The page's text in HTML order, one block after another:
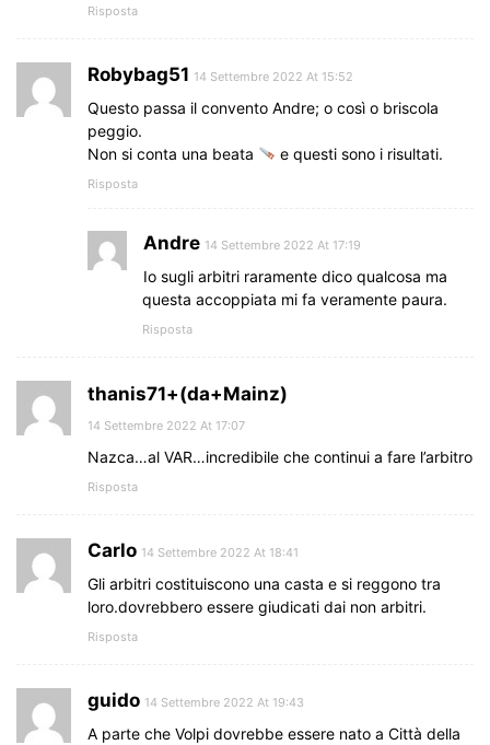
Risposta
Robybag51 14 Settembre 2022 At 15:52
Questo passa il convento Andre; o così o briscola
peggio.
Non si conta una beata
e questi sono i risultati.
Risposta
Andre 14 Settembre 2022 At 17:19
Io sugli arbitri raramente dico qualcosa ma
questa accoppiata mi fa veramente paura.
Risposta
thanis71+(da+Mainz)
14 Settembre 2022 At 17:07
Nazca…al VAR…incredibile che continui a fare l’arbitro
Risposta
Carlo 14 Settembre 2022 At 18:41
Gli arbitri costituiscono una casta e si reggono tra
loro.dovrebbero essere giudicati dai non arbitri.
Risposta
guido 14 Settembre 2022 At 19:43
A parte che Volpi dovrebbe essere nato a Città della